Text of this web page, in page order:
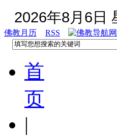
2026年8月6日
佛教月历 RSS
首
页
|